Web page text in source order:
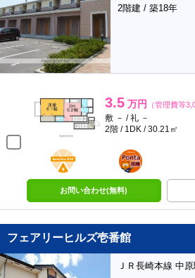
2階建 / 築18年
3.5 万円 （管理費等
敷 － / 礼 －
2階 / 1DK / 30.21㎡
BunChinPAY
ポンタ
部屋
お問い合わせ(無料)
フェアリーヒルズ壱番館
ＪＲ長崎本線 中